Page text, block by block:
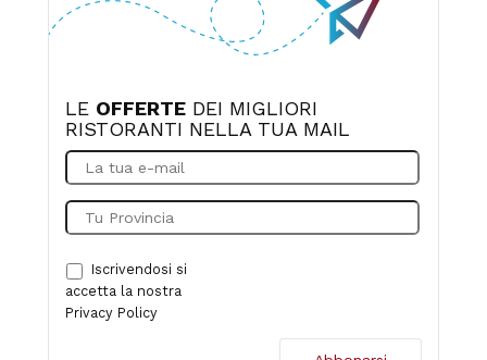
LE OFFERTE DEI MIGLIORI
RISTORANTI NELLA TUA MAIL
Iscrivendosi si
accetta la nostra
Privacy Policy